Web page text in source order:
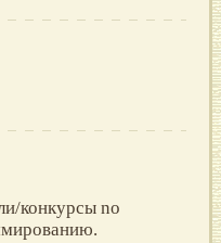
конкурсы nо